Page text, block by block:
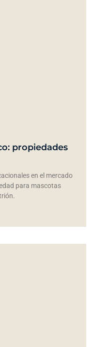
propiedades
en el mercado
para mascotas